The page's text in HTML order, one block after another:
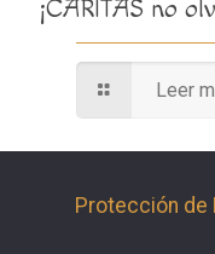
¡CARITAS no
Leer
Protección de